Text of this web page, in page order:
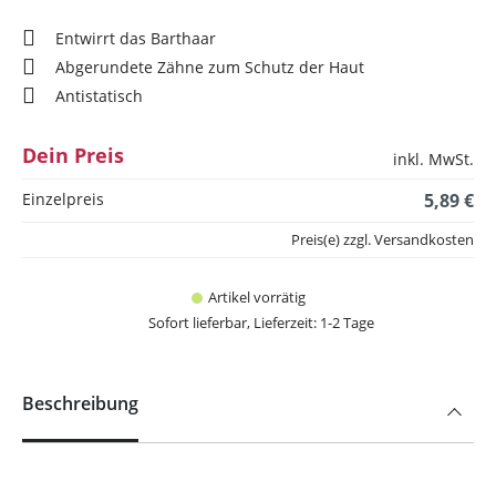
Entwirrt das Barthaar
Abgerundete Zähne zum Schutz der Haut
Antistatisch
Dein Preis
inkl. MwSt.
Einzelpreis
5,89 €
Artikel vorrätig
Sofort lieferbar, Lieferzeit: 1-2 Tage
Preis(e) zzgl. Versandkosten
Beschreibung